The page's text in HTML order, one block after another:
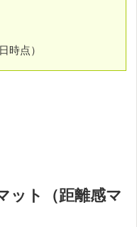
時点）
ット（距離感マ